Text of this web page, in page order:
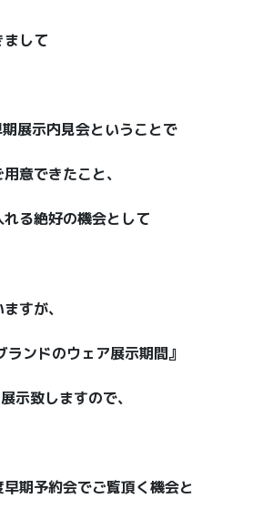
して
展示内見会ということで
意できたこと、
る絶好の機会として
すが、
ンドのウェア展示期間』
致しますので、
期予約会でご覧頂く機会と